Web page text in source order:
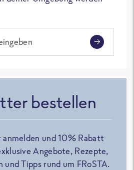
bestellen
und 10% Rabatt
Angebote, Rezepte,
Tipps rund um FRoSTA.